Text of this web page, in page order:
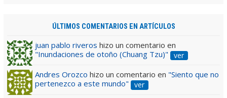
ÚLTIMOS COMENTARIOS EN ARTÍCULOS
juan pablo riveros hizo un comentario en
"Inundaciones de otoño (Chuang Tzu)"
ver
Andres Orozco hizo un comentario en "Siento que no
pertenezco a este mundo"
ver